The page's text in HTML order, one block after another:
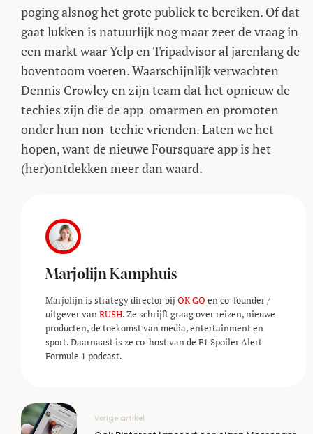
poging alsnog het grote publiek te bereiken. Of dat
gaat lukken is natuurlijk nog maar zeer de vraag in
een markt waar Yelp en Tripadvisor al jarenlang de
boventoom voeren. Waarschijnlijk verwachten
Dennis Crowley en zijn team dat het opnieuw de
techies zijn die de app omarmen en promoten
onder hun non-techie vrienden. Laten we het
hopen, want de nieuwe Foursquare app is het
(her)ontdekken meer dan waard.
Marjolijn Kamphuis
Marjolijn is strategy director bij OK GO en co-founder /
uitgever vanRUSH. Ze schrijft graag over reizen, nieuwe
producten, de toekomst van media, entertainment en
sport. Daarnaast is ze co-host van de F1 Spoiler Alert
Formule 1 podcast.
Vorige artikel